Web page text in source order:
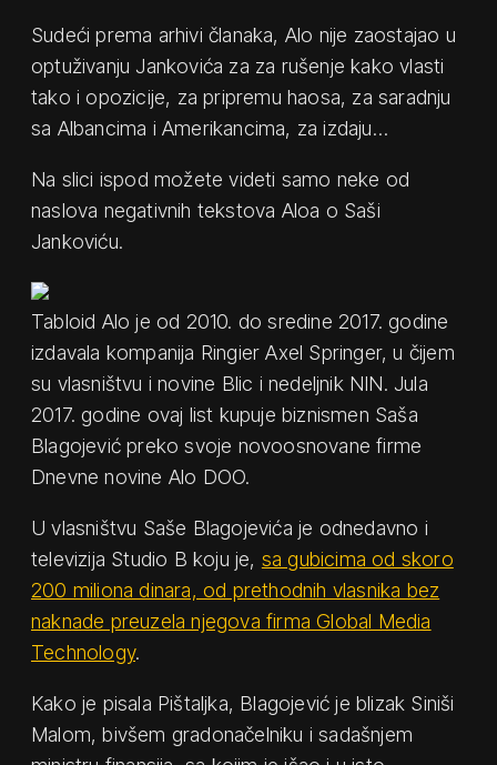
Sudeći prema arhivi članaka, Alo nije zaostajao u
optuživanju Jankovića za za rušenje kako vlasti
tako i opozicije, za pripremu haosa, za saradnju
sa Albancima i Amerikancima, za izdaju…
Na slici ispod možete videti samo neke od
naslova negativnih tekstova Aloa o Saši
Jankoviću.
Tabloid Alo je od 2010. do sredine 2017. godine
izdavala kompanija Ringier Axel Springer, u čijem
su vlasništvu i novine Blic i nedeljnik NIN. Jula
2017. godine ovaj list kupuje biznismen Saša
Blagojević preko svoje novoosnovane firme
Dnevne novine Alo DOO.
U vlasništvu Saše Blagojevića je odnedavno i
televizija Studio B koju je, sa gubicima od skoro
200 miliona dinara, od prethodnih vlasnika bez
naknade preuzela njegova firma Global Media
Technology.
Kako je pisala Pištaljka, Blagojević je blizak Siniši
Malom, bivšem gradonačelniku i sadašnjem